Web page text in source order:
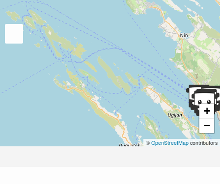
+
−
© OpenStreetMap contributors